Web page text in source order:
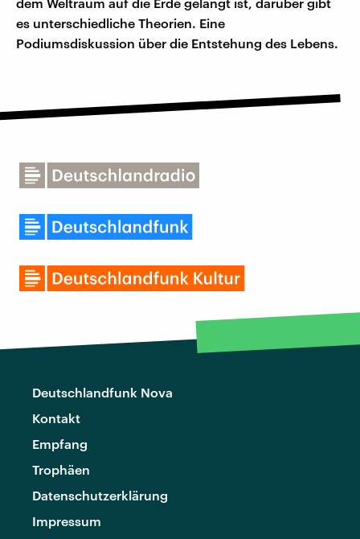
dem Weltraum auf die Erde gelangt ist, darüber gibt
es unterschiedliche Theorien. Eine
Podiumsdiskussion über die Entstehung des Lebens.
Deutschlandfunk Nova
Kontakt
Empfang
Trophäen
Datenschutzerklärung
Impressum